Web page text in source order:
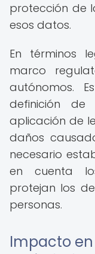
protección de
esos datos.
En términos
marco
autónomos.
definición de
aplicación de
daños
necesario
en cuenta
protejan los
personas.
Impacto